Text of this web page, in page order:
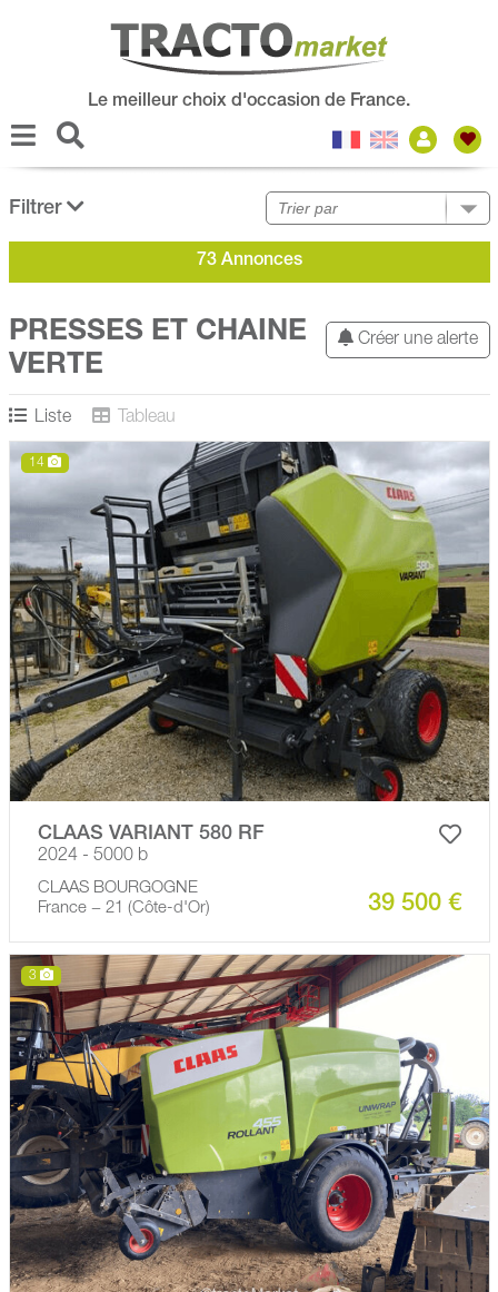
Le meilleur choix d'occasion de France.
Filtrer
73 Annonces
Créer une alerte
PRESSES ET CHAINE
VERTE
Liste Tableau
14
CLAAS VARIANT 580 RF
2024 - 5000 b
CLAAS BOURGOGNE
France − 21 (Côte-d'Or)
39 500 €
3